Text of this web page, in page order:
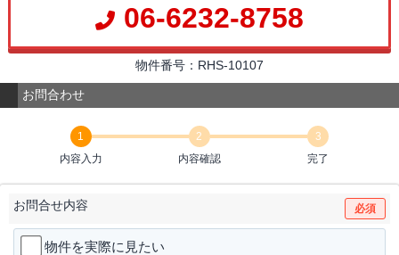
06-6232-8758
物件番号：RHS-10107
お問合わせ
1
内容入力
2
内容確認
3
完了
お問合せ内容 必須
物件を実際に見たい